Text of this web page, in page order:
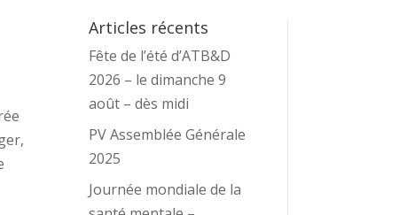
Articles récents
Fête de l’été d’ATB&D
2026 – le dimanche 9
août – dès midi
PV Assemblée Générale
2025
Journée mondiale de la